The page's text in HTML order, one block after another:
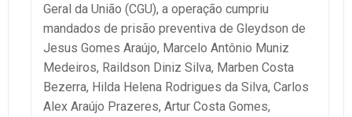
Geral da União (CGU), a operação cumpriu
mandados de prisão preventiva de Gleydson de
Jesus Gomes Araújo, Marcelo Antônio Muniz
Medeiros, Raildson Diniz Silva, Marben Costa
Bezerra, Hilda Helena Rodrigues da Silva, Carlos
Alex Araújo Prazeres, Artur Costa Gomes,